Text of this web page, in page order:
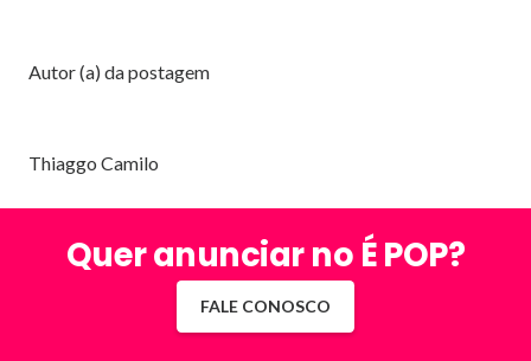
Autor (a) da postagem
Thiaggo Camilo
Quer anunciar no É POP?
FALE CONOSCO